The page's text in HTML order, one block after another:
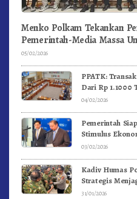
Menko Polkam Tekankan
Pemerintah-Media Massa
05/02/2026
PPATK:
Dari Rp 1.1000
04/02/2026
Pemerintah
Stimulus
03/02/2026
Kadiv Humas
Strategis
dan NKRI
31/01/2026